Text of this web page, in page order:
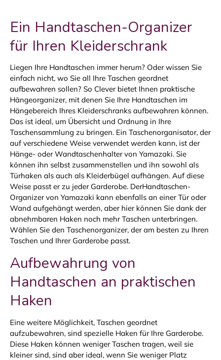
Ein Handtaschen-Organizer
für Ihren Kleiderschrank
Liegen Ihre Handtaschen immer herum? Oder wissen Sie
einfach nicht, wo Sie all Ihre Taschen geordnet
aufbewahren sollen? So Clever bietet Ihnen praktische
Hängeorganizer, mit denen Sie Ihre Handtaschen im
Hängebereich Ihres Kleiderschranks aufbewahren können.
Das ist ideal, um Übersicht und Ordnung in Ihre
Taschensammlung zu bringen. Ein Taschenorganisator, der
auf verschiedene Weise verwendet werden kann, ist der
Hänge- oder Wandtaschenhalter von Yamazaki. Sie
können ihn selbst zusammenstellen und ihn sowohl als
Türhaken als auch als Kleiderbügel aufhängen. Auf diese
Weise passt er zu jeder Garderobe. DerHandtaschen-
Organizer von Yamazaki kann ebenfalls an einer Tür oder
Wand aufgehängt werden, aber hier können Sie dank der
abnehmbaren Haken noch mehr Taschen unterbringen.
Wählen Sie den Taschenorganizer, der am besten zu Ihren
Taschen und Ihrer Garderobe passt.
Aufbewahrung von
Handtaschen an praktischen
Haken
Eine weitere Möglichkeit, Taschen geordnet
aufzubewahren, sind spezielle Haken für Ihre Garderobe.
Diese Haken können weniger Taschen tragen, weil sie
kleiner sind, sind aber ideal, wenn Sie weniger Platz